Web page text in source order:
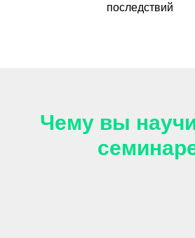
последствий
Чему вы